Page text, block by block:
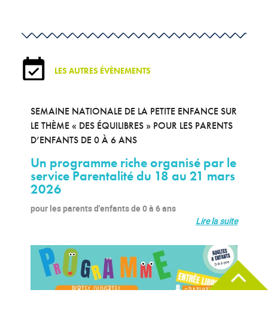
LES AUTRES ÉVÈNEMENTS
SEMAINE NATIONALE DE LA PETITE ENFANCE SUR
LE THÈME « DES ÉQUILIBRES » POUR LES PARENTS
D’ENFANTS DE 0 À 6 ANS
Un programme riche organisé par le
service Parentalité du 18 au 21 mars
2026
pour les parents d'enfants de 0 à 6 ans
Lire la suite